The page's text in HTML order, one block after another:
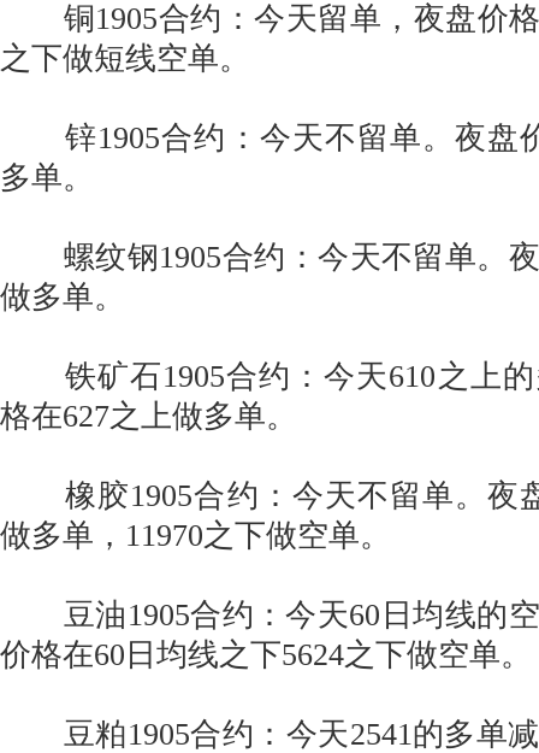
铜1905合约：今天留单，夜盘价格
之下做短线空单。
锌1905合约：今天不留单。夜盘
多单。
螺纹钢1905合约：今天不留单。夜
做多单。
铁矿石1905合约：今天610之上的
格在627之上做多单。
橡胶1905合约：今天不留单。夜
做多单，11970之下做空单。
豆油1905合约：今天60日均线的
价格在60日均线之下5624之下做空单。
豆粕1905合约：今天2541的多单